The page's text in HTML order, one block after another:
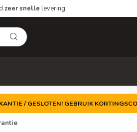
zeer snelle levering
/ GESLOTEN! GEBRUIK